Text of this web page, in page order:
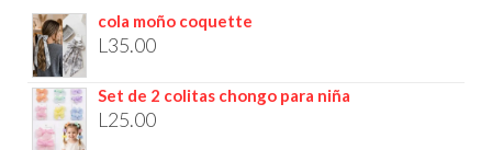
cola moño coquette
L 35.00
Set de 2 colitas chongo para niña
L 25.00